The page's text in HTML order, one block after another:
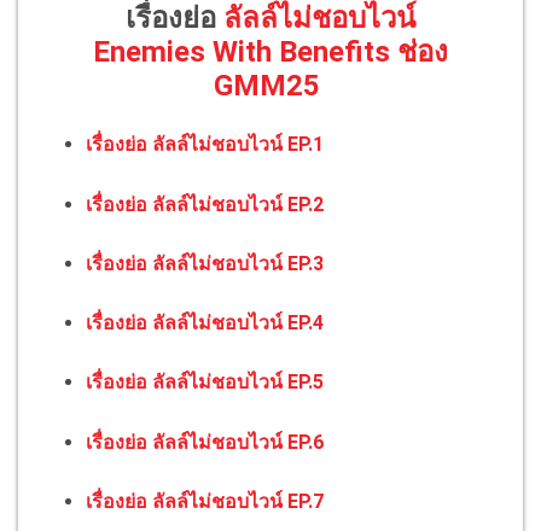
เรื่องย่อ ลัลล์ไม่ชอบไวน์
Enemies With Benefits ช่อง
GMM25
เรื่องย่อ ลัลล์ไม่ชอบไวน์ EP.1
เรื่องย่อ ลัลล์ไม่ชอบไวน์ EP.2
เรื่องย่อ ลัลล์ไม่ชอบไวน์ EP.3
เรื่องย่อ ลัลล์ไม่ชอบไวน์ EP.4
เรื่องย่อ ลัลล์ไม่ชอบไวน์ EP.5
เรื่องย่อ ลัลล์ไม่ชอบไวน์ EP.6
เรื่องย่อ ลัลล์ไม่ชอบไวน์ EP.7